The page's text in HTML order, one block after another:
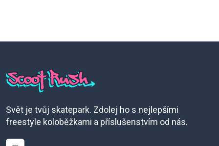
Svět je tvůj skatepark. Zdolej ho s nejlepšími
freestyle koloběžkami a příslušenstvím od nás.